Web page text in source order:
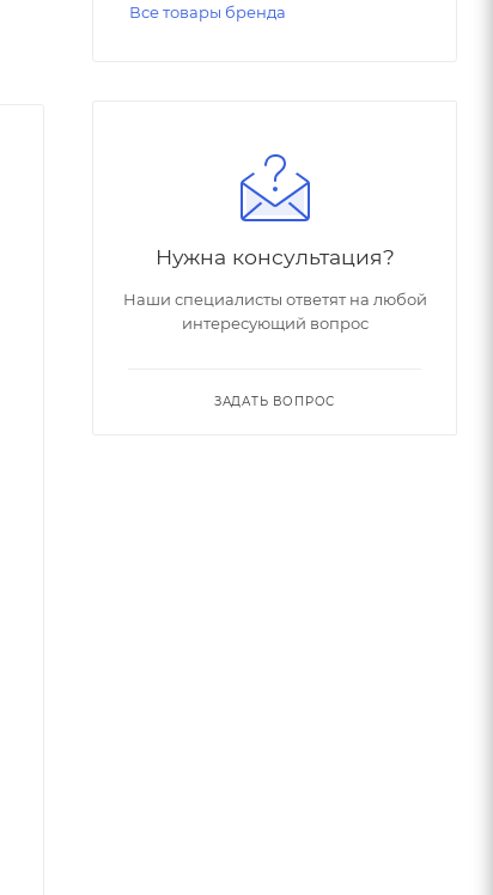
Все товары бренда
Нужна консультация?
Наши специалисты ответят на любой
интересующий вопрос
ЗАДАТЬ ВОПРОС